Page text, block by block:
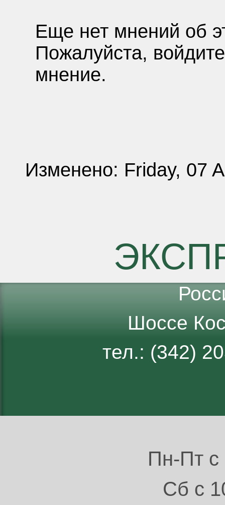
Еще нет мнений об
Пожалуйста,
мнение.
Изменено: Friday, 07
Шоссе
тел.: (342)
Пн-Пт с
Сб с